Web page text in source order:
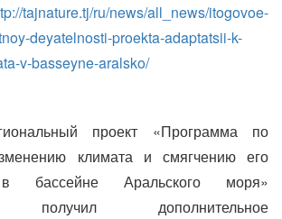
tajnature.tj/ru/news/all_news/itogovoe-
deyatelnosti-proekta-adaptatsii-k-
v-basseyne-aralsko/
проект «Программа по
климата и смягчению его
в бассейне Аральского моря»
получил дополнительное